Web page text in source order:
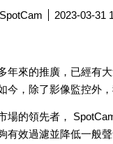
2023-03-31
年來的推廣，已經有
今，除了影像監控外
場的領先者，
有效過濾並降低一般